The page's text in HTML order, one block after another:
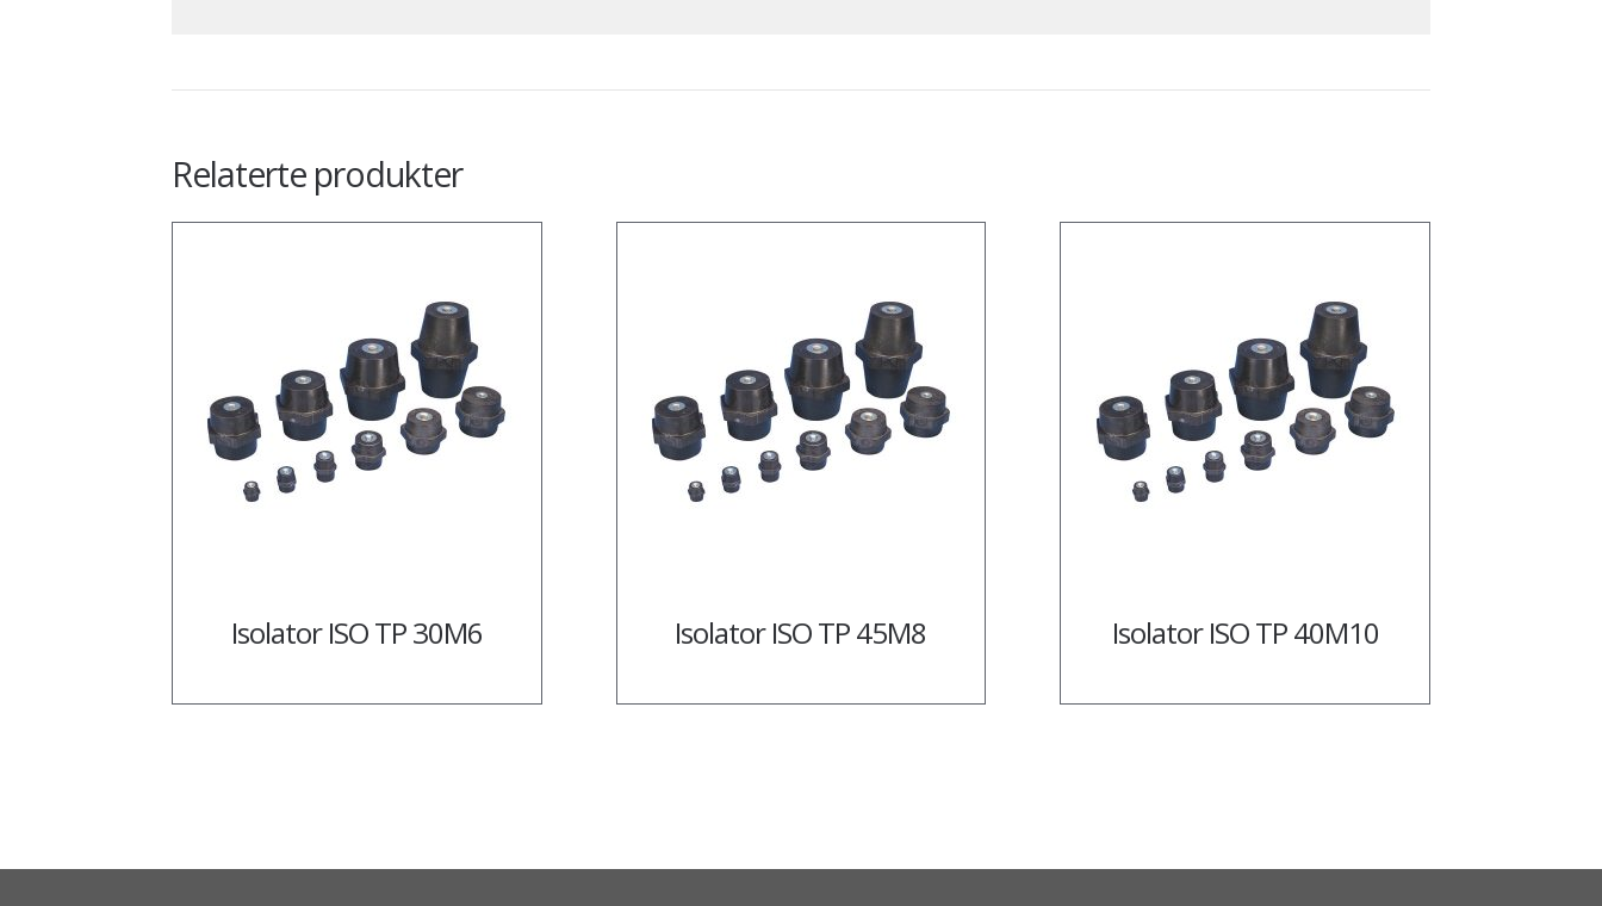
Relaterte produkter
Isolator ISO TP 30M6 Isolator ISO TP 45M8 Isolator ISO TP 40M10